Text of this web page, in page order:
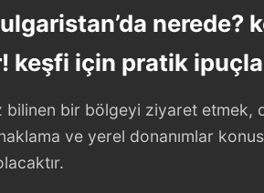
nerede?
keşfi için pratik
bilinen bir bölgeyi ziyaret etmek,
ve yerel donanımlar